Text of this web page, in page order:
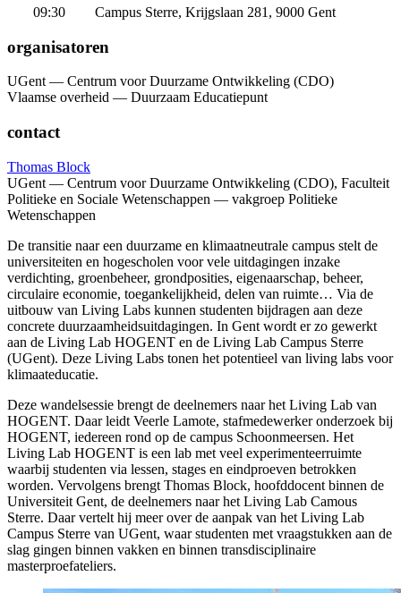
09:30
Campus Sterre, Krijgslaan 281, 9000 Gent
organisatoren
UGent — Centrum voor Duurzame Ontwikkeling (CDO)
Vlaamse overheid — Duurzaam Educatiepunt
contact
Thomas Block
UGent — Centrum voor Duurzame Ontwikkeling (CDO), Faculteit
Politieke en Sociale Wetenschappen — vakgroep Politieke
Wetenschappen
De transitie naar een duurzame en klimaatneutrale campus stelt de
universiteiten en hogescholen voor vele uitdagingen inzake
verdichting, groenbeheer, grondposities, eigenaarschap, beheer,
circulaire economie, toegankelijkheid, delen van ruimte… Via de
uitbouw van Living Labs kunnen studenten bijdragen aan deze
concrete duurzaamheidsuitdagingen. In Gent wordt er zo gewerkt
aan de Living Lab HOGENT en de Living Lab Campus Sterre
(UGent). Deze Living Labs tonen het potentieel van living labs voor
klimaateducatie.
Deze wandelsessie brengt de deelnemers naar het Living Lab van
HOGENT. Daar leidt Veerle Lamote, stafmedewerker onderzoek bij
HOGENT, iedereen rond op de campus Schoonmeersen. Het
Living Lab HOGENT is een lab met veel experimenteerruimte
waarbij studenten via lessen, stages en eindproeven betrokken
worden. Vervolgens brengt Thomas Block, hoofddocent binnen de
Universiteit Gent, de deelnemers naar het Living Lab Camous
Sterre. Daar vertelt hij meer over de aanpak van het Living Lab
Campus Sterre van UGent, waar studenten met vraagstukken aan de
slag gingen binnen vakken en binnen transdisciplinaire
masterproefateliers.